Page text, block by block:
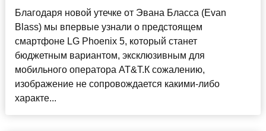
Благодаря новой утечке от Эвана Бласса (Evan
Blass) мы впервые узнали о предстоящем
смартфоне LG Phoenix 5, который станет
бюджетным вариантом, эксклюзивным для
мобильного оператора AT&T.К сожалению,
изображение не сопровождается какими-либо
характе...